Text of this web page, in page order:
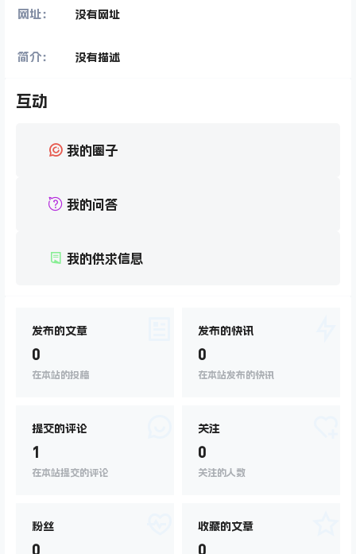
网址： 没有网址
简介： 没有描述
互动
我的圈子
我的问答
我的供求信息
发布的文章
0
在本站的投稿
发布的快讯
0
在本站发布的快讯
提交的评论
1
在本站提交的评论
关注
0
关注的人数
粉丝
0
收藏的文章
0